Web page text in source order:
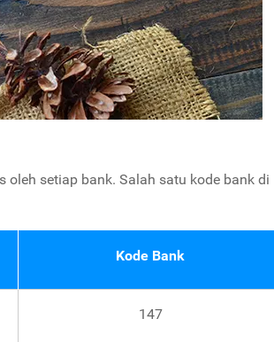
setiap bank. Salah satu kode bank di
Kode Bank
147